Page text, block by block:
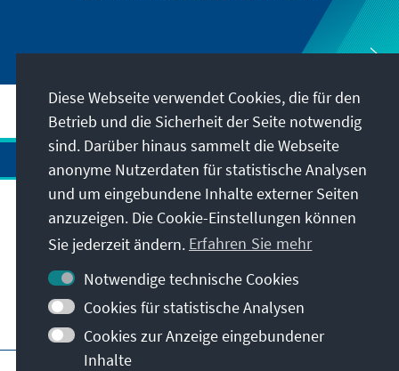
Anschrift
Kontakt
Besuchen Sie auch
Diese Webseite verwendet Cookies, die für den
Betrieb und die Sicherheit der Seite notwendig
sind. Darüber hinaus sammelt die Webseite
anonyme Nutzerdaten für statistische Analysen
und um eingebundene Inhalte externer Seiten
anzuzeigen. Die Cookie-Einstellungen können
Sie jederzeit ändern. Erfahren Sie mehr
Notwendige technische Cookies
Cookies für statistische Analysen
Cookies zur Anzeige eingebundener
Inhalte